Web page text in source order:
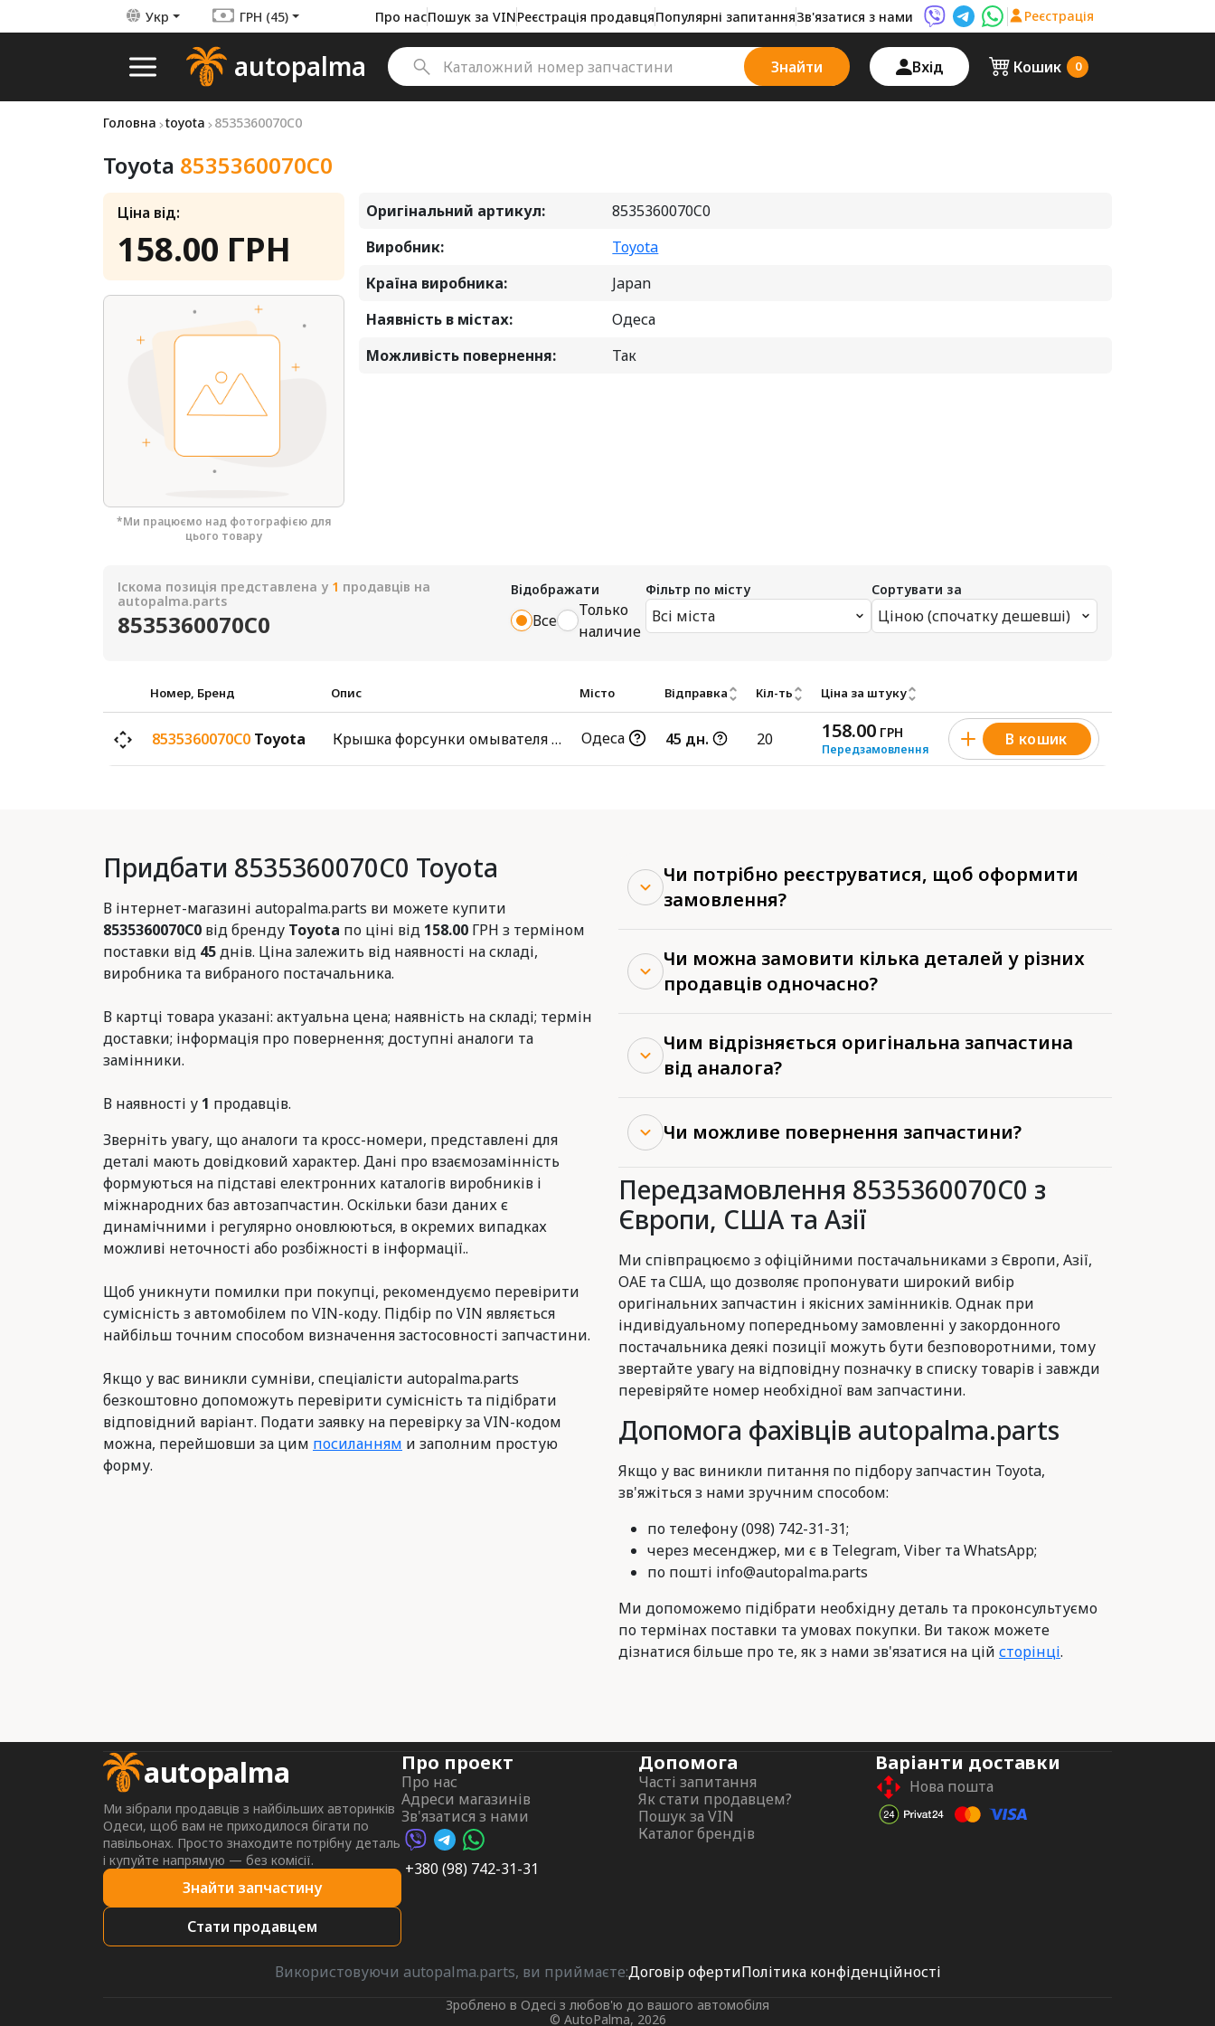
Укр ГРН (45) Про насПошук за VINРеєстрація продавцяПопулярні запитанняЗв'язатися з нами Viber AutoPalma
Telegram AutoPalma
WhatsApp AutoPalma
Реєстрація
autopalma Знайти Вхід Кошик 0
Головна toyota 8535360070C0
Toyota 8535360070C0
Ціна від:
158.00 ГРН
*Ми працюємо над фотографією для
цього товару
Оригінальний артикул:
8535360070C0
Виробник:
Toyota
Країна виробника:
Japan
Наявність в містах:
Одеса
Можливість повернення:
Так
Іскома позиція представлена у 1 продавців на
autopalma.parts
8535360070C0
Відображати
Все
Только
наличие
Фільтр по місту
Всі міста
Сортувати за
Ціною (спочатку дешевші)
Номер, Бренд Опис Місто Відправка Кіл-ть Ціна за штуку
8535360070C0 Toyota Крышка форсунки омывателя фар Одеса 45 дн. 20 158.00 ГРН
Передзамовлення
В кошик
Придбати 8535360070C0 Toyota
В інтернет-магазині autopalma.parts ви можете купити
8535360070C0 від бренду Toyota по ціні від 158.00 ГРН з терміном
поставки від 45днів. Ціна залежить від наявності на складі,
виробника та вибраного постачальника.
В картці товара указані: актуальна цена; наявність на складі; термін
доставки; інформація про повернення; доступні аналоги та
замінники.
В наявності у 1 продавців.
Зверніть увагу, що аналоги та кросс-номери, представлені для
деталі мають довідковий характер. Дані про взаємозамінність
формуються на підставі електронних каталогів виробників і
міжнародних баз автозапчастин. Оскільки бази даних є
динамічними і регулярно оновлюються, в окремих випадках
можливі неточності або розбіжності в інформації..
Щоб уникнути помилки при покупці, рекомендуємо перевірити
сумісність з автомобілем по VIN-коду. Підбір по VIN являється
найбільш точним способом визначення застосовності запчастини.
Якщо у вас виникли сумніви, спеціалісти autopalma.parts
безкоштовно допоможуть перевірити сумісність та підібрати
відповідний варіант. Подати заявку на перевірку за VIN-кодом
можна, перейшовши за цим посиланням и заполним простую
форму.
Чи потрібно реєструватися, щоб оформити
замовлення?
Чи можна замовити кілька деталей у різних
продавців одночасно?
Чим відрізняється оригінальна запчастина
від аналога?
Чи можливе повернення запчастини?
Передзамовлення 8535360070C0 з
Європи, США та Азії
Ми співпрацюємо з офіційними постачальниками з Європи, Азії,
ОАЕ та США, що дозволяє пропонувати широкий вибір
оригінальних запчастин і якісних замінників. Однак при
індивідуальному попередньому замовленні у закордонного
постачальника деякі позиції можуть бути безповоротними, тому
звертайте увагу на відповідну позначку в списку товарів і завжди
перевіряйте номер необхідної вам запчастини.
Допомога фахівців autopalma.parts
Якщо у вас виникли питання по підбору запчастин Toyota,
зв'яжіться з нами зручним способом:
по телефону (098) 742-31-31;
через месенджер, ми є в Telegram, Viber та WhatsApp;
по пошті info@autopalma.parts
Ми допоможемо підібрати необхідну деталь та проконсультуємо
по термінах поставки та умовах покупки. Ви також можете
дізнатися більше про те, як з нами зв'язатися на цій сторінці.
autopalma
Ми зібрали продавців з найбільших авторинків
Одеси, щоб вам не приходилося бігати по
павільонах. Просто знаходите потрібну деталь
і купуйте напрямую — без комісії.
Знайти запчастину
Стати продавцем
Про проект
Про нас
Адреси магазинів
Зв'язатися з нами
Viber AutoPalma
Telegram AutoPalma
WhatsApp AutoPalma
+380 (98) 742-31-31
Допомога
Часті запитання
Як стати продавцем?
Пошук за VIN
Каталог брендів
Варіанти доставки
Нова пошта
Використовуючи autopalma.parts, ви приймаєте:Договір офертиПолітика конфіденційності
Зроблено в Одесі з любов'ю до вашого автомобіля
© AutoPalma, 2026